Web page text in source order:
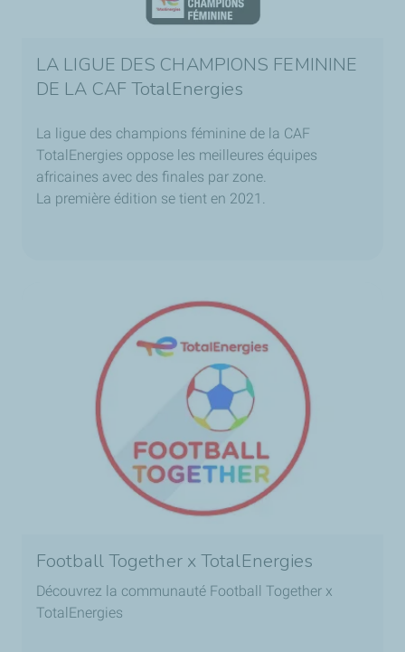
LA LIGUE DES CHAMPIONS FEMININE
DE LA CAF TotalEnergies
La ligue des champions féminine de la CAF
TotalEnergies oppose les meilleures équipes
africaines avec des finales par zone.
La première édition se tient en 2021.
Football Together x TotalEnergies
Découvrez la communauté Football Together x
TotalEnergies